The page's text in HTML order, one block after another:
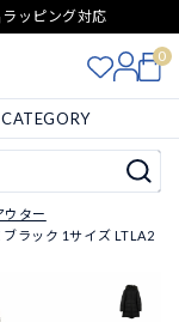
ッピング対応
0
CATEGORY
ウター
ブラック 1サイズ LTLA2